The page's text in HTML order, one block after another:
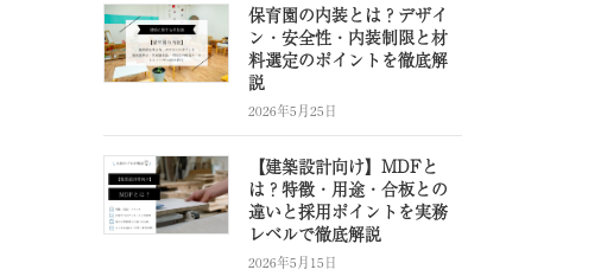
保育園の内装とは？デザイ
ン・安全性・内装制限と材
料選定のポイントを徹底解
説
2026年5月25日
【建築設計向け】MDFと
は？特徴・用途・合板との
違いと採用ポイントを実務
レベルで徹底解説
2026年5月15日